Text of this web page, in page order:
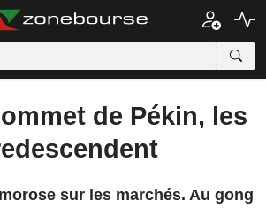
de Pékin, les
sur les marchés. Au gong